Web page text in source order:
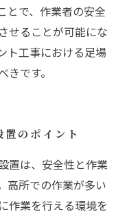
とで、作業者の安全
せることが可能にな
ト工事における足場
です。
のポイント
置は、安全性と作業
高所での作業が多い
作業を行える環境を